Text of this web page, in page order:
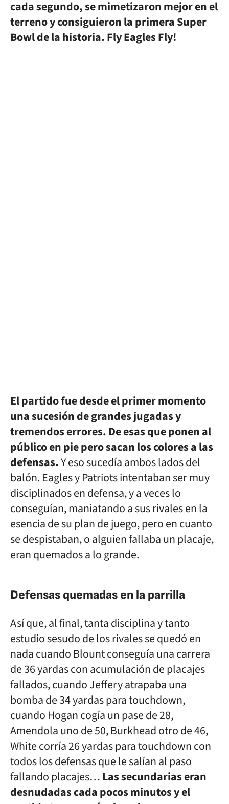
cada segundo, se mimetizaron mejor en el
terreno y consiguieron la primera Super
Bowl de la historia. Fly Eagles Fly!
El partido fue desde el primer momento
una sucesión de grandes jugadas y
tremendos errores. De esas que ponen al
público en pie pero sacan los colores a las
defensas.Y eso sucedía ambos lados del
balón. Eagles y Patriots intentaban ser muy
disciplinados en defensa, y a veces lo
conseguían, maniatando a sus rivales en la
esencia de su plan de juego, pero en cuanto
se despistaban, o alguien fallaba un placaje,
eran quemados a lo grande.
Defensas quemadas en la parrilla
Así que, al final, tanta disciplina y tanto
estudio sesudo de los rivales se quedó en
nada cuando Blount conseguía una carrera
de 36 yardas con acumulación de placajes
fallados, cuando Jeffery atrapaba una
bomba de 34 yardas para touchdown,
cuando Hogan cogía un pase de 28,
Amendola uno de 50, Burkhead otro de 46,
White corría 26 yardas para touchdown con
todos los defensas que le salían al paso
fallando placajes…Las secundarias eran
desnudadas cada pocos minutos y el